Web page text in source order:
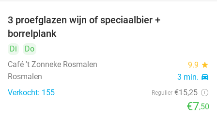
3 proefglazen wijn of speciaalbier +
borrelplank
Di
Do
Café 't Zonneke Rosmalen
9.9 star
Rosmalen 3 min. directions_car
Verkocht: 155 Regulier €15,25
€7,50